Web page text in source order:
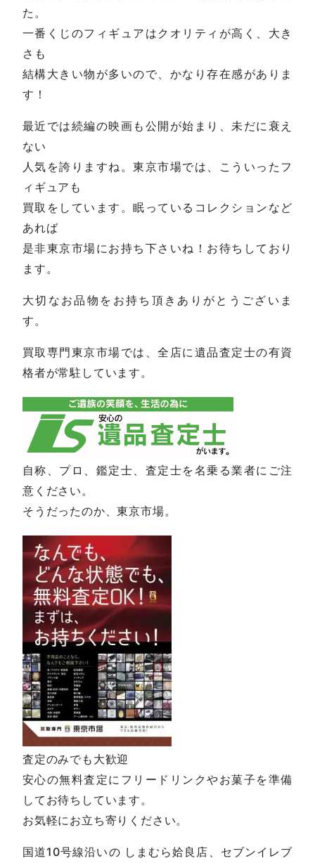
た。
一番くじのフィギュアはクオリティが高く、大き
さも
結構大きい物が多いので、かなり存在感がありま
す！
最近では続編の映画も公開が始まり、未だに衰え
ない
人気を誇りますね。東京市場では、こういったフ
ィギュアも
買取をしています。眠っているコレクションなど
あれば
是非東京市場にお持ち下さいね！お待ちしており
ます。
大切なお品物をお持ち頂きありがとうございま
す。
買取専門東京市場では、全店に遺品査定士の有資
格者が常駐しています。
自称、プロ、鑑定士、査定士を名乗る業者にご注
意ください。
そうだったのか、東京市場。
査定のみでも大歓迎
安心の無料査定にフリードリンクやお菓子を準備
してお待ちしています。
お気軽にお立ち寄りください。
国道10号線沿いの しまむら姶良店、セブンイレブ